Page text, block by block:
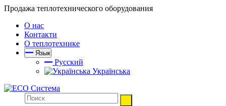
Продажа теплотехнического оборудования
О нас
Контакти
О теплотехнике
Язык
Русский
Українська